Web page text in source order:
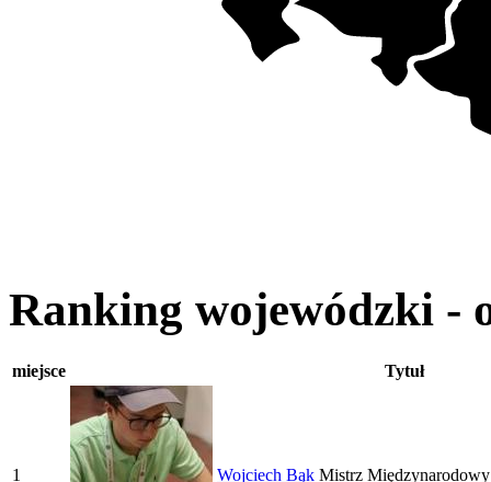
Ranking wojewódzki -
miejsce Tytuł
1 Wojciech Bąk Mistrz Międzynarodowy